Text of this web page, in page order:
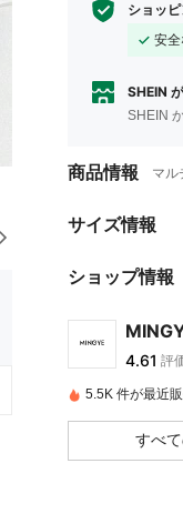
ショッ
安
SHEIN
SHEIN
商品情報 マル
サイズ情報
ショップ情報
4.61
4.61 評
4.61
4.61
4.61
5.5K 件が最近
すべ